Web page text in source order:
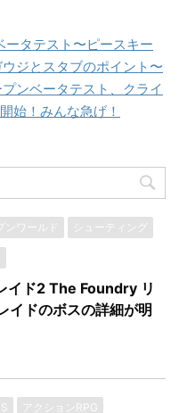
ータテスト〜ピースキー
ジとスタブのポイント〜
ンベータテスト、クライ
始！みんな急げ！
ンワールド シューティング
イド2 The Foundry リ
イドのボスの詳細が明
アクションRPG